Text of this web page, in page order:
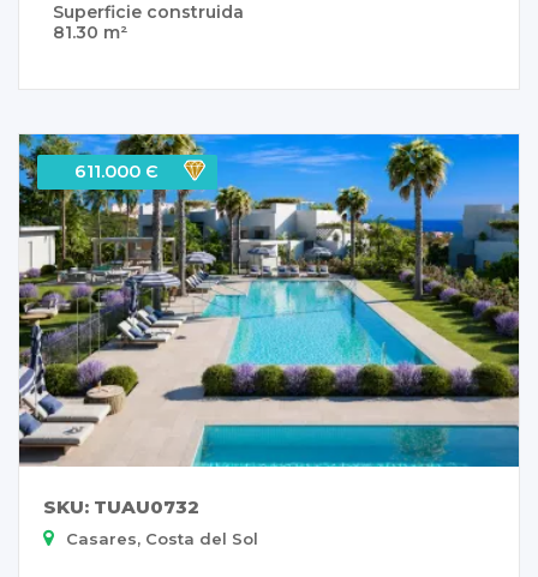
Superficie construida
81.30 m²
611.000 Є
SKU: TUAU0732
Casares, Costa del Sol